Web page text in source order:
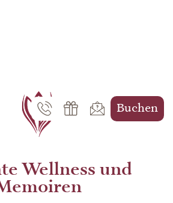
Buchen
Wellness und